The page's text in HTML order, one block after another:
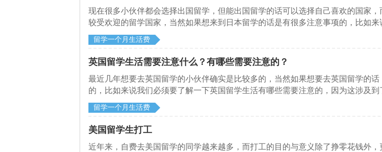
现在很多小伙伴都会选择出国留学，但能出国留学的话可以选择自己喜欢的国家
较受欢迎的留学国家，当然如果想来到日本留学的话是有很多注意事项的，比如来
日本留学需要注意什么。来和启德留学网了解下。
留学一个月生活费
英国留学生活需要注意什么？有哪些需要注意的？
最近几年想要去英国留学的小伙伴确实是比较多的，当然如果想要去英国留学的
的，比如来说我们必须要了解一下英国留学生活有哪些需要注意的，因为这涉及
及到了当地法律的话，很有可能会面临着直接被开除学籍。来和启德留学网了解下
留学一个月生活费
美国留学生打工
近年来，自费去美国留学的同学越来越多，而打工的目的与意义除了挣零花钱外